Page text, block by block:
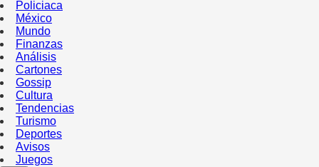
Policiaca
México
Mundo
Finanzas
Análisis
Cartones
Gossip
Cultura
Tendencias
Turismo
Deportes
Avisos
Juegos